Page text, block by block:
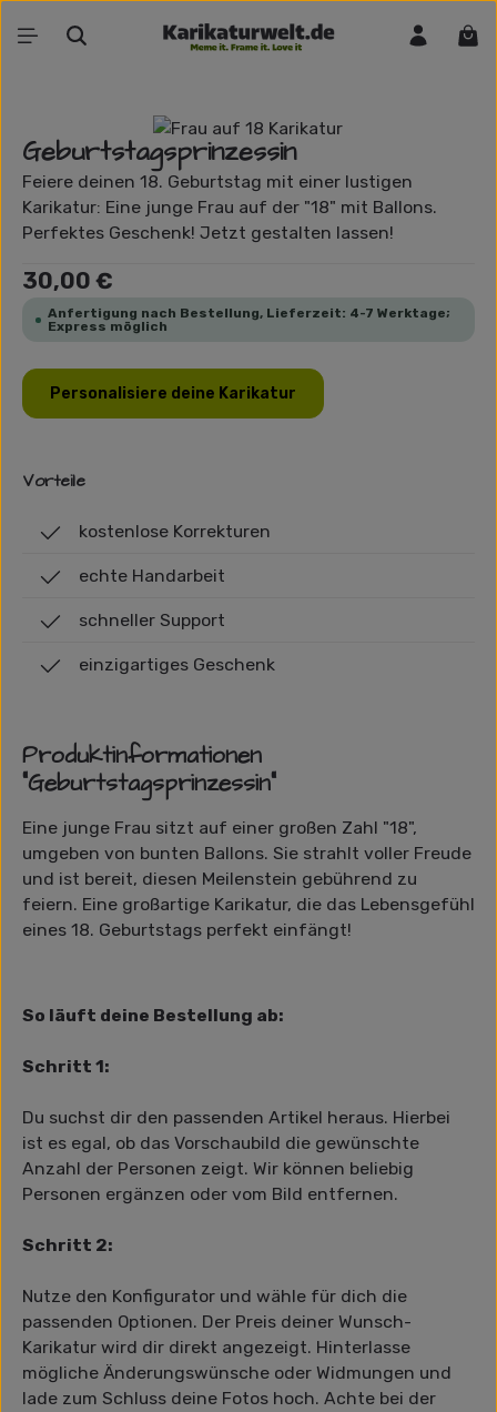
Zum Hauptinhalt springen
Bildergalerie überspringen
Geburtstagsprinzessin
Feiere deinen 18. Geburtstag mit einer lustigen
Karikatur: Eine junge Frau auf der "18" mit Ballons.
Perfektes Geschenk! Jetzt gestalten lassen!
Regulärer Preis:
30,00 €
Anfertigung nach Bestellung, Lieferzeit: 4-7 Werktage;
Express möglich
Personalisiere deine Karikatur
Vorteile
kostenlose Korrekturen
echte Handarbeit
schneller Support
einzigartiges Geschenk
Produktinformationen
"Geburtstagsprinzessin"
Eine junge Frau sitzt auf einer großen Zahl "18",
umgeben von bunten Ballons. Sie strahlt voller Freude
und ist bereit, diesen Meilenstein gebührend zu
feiern. Eine großartige Karikatur, die das Lebensgefühl
eines 18. Geburtstags perfekt einfängt!
So läuft deine Bestellung ab:
Schritt 1:
Du suchst dir den passenden Artikel heraus. Hierbei
ist es egal, ob das Vorschaubild die gewünschte
Anzahl der Personen zeigt. Wir können beliebig
Personen ergänzen oder vom Bild entfernen.
Schritt 2:
Nutze den Konfigurator und wähle für dich die
passenden Optionen. Der Preis deiner Wunsch-
Karikatur wird dir direkt angezeigt. Hinterlasse
mögliche Änderungswünsche oder Widmungen und
lade zum Schluss deine Fotos hoch. Achte bei der